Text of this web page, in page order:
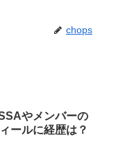
chops
やメンバーの
ールに経歴は？